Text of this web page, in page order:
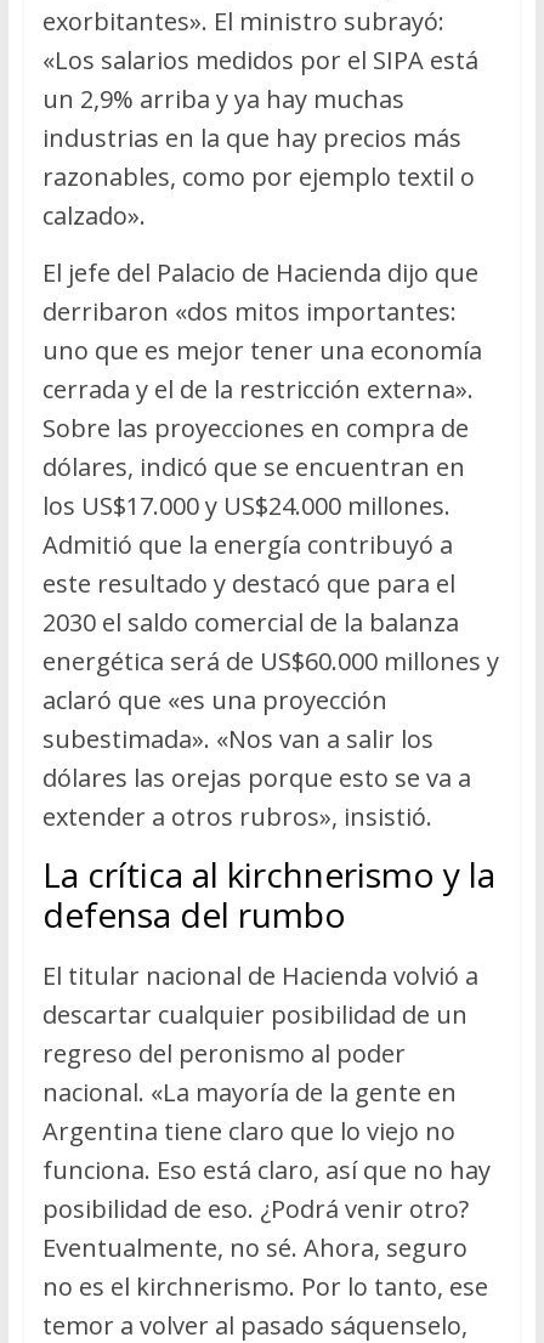
exorbitantes». El ministro subrayó:
«Los salarios medidos por el SIPA está
un 2,9% arriba y ya hay muchas
industrias en la que hay precios más
razonables, como por ejemplo textil o
calzado».
El jefe del Palacio de Hacienda dijo que
derribaron «dos mitos importantes:
uno que es mejor tener una economía
cerrada y el de la restricción externa».
Sobre las proyecciones en compra de
dólares, indicó que se encuentran en
los US$17.000 y US$24.000 millones.
Admitió que la energía contribuyó a
este resultado y destacó que para el
2030 el saldo comercial de la balanza
energética será de US$60.000 millones y
aclaró que «es una proyección
subestimada». «Nos van a salir los
dólares las orejas porque esto se va a
extender a otros rubros», insistió.
La crítica al kirchnerismo y la
defensa del rumbo
El titular nacional de Hacienda volvió a
descartar cualquier posibilidad de un
regreso del peronismo al poder
nacional. «La mayoría de la gente en
Argentina tiene claro que lo viejo no
funciona. Eso está claro, así que no hay
posibilidad de eso. ¿Podrá venir otro?
Eventualmente, no sé. Ahora, seguro
no es el kirchnerismo. Por lo tanto, ese
temor a volver al pasado sáquenselo,